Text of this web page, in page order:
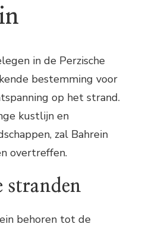
in de Perzische
bestemming voor
op het strand.
kustlijn en
zal Bahrein
overtreffen.
stranden
behoren tot de